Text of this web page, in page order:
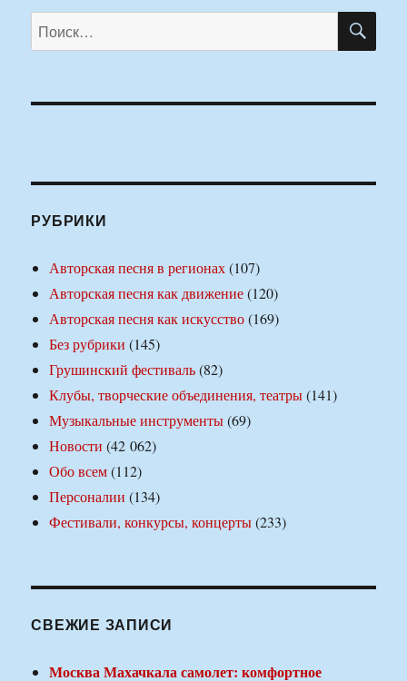
Искать:
РУБРИКИ
Авторская песня в регионах(107)
Авторская песня как движение(120)
Авторская песня как искусство(169)
Без рубрики (145)
Грушинский фестиваль(82)
Клубы, творческие объединения, театры(141)
Музыкальные инструменты(69)
Новости (42 062)
Обо всем(112)
Персоналии (134)
Фестивали, конкурсы, концерты(233)
СВЕЖИЕ ЗАПИСИ
Москва Махачкала самолет: комфортное